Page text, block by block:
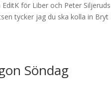
för Liber och Peter Siljeruds
tycker jag du ska kolla in Bryt
Söndag